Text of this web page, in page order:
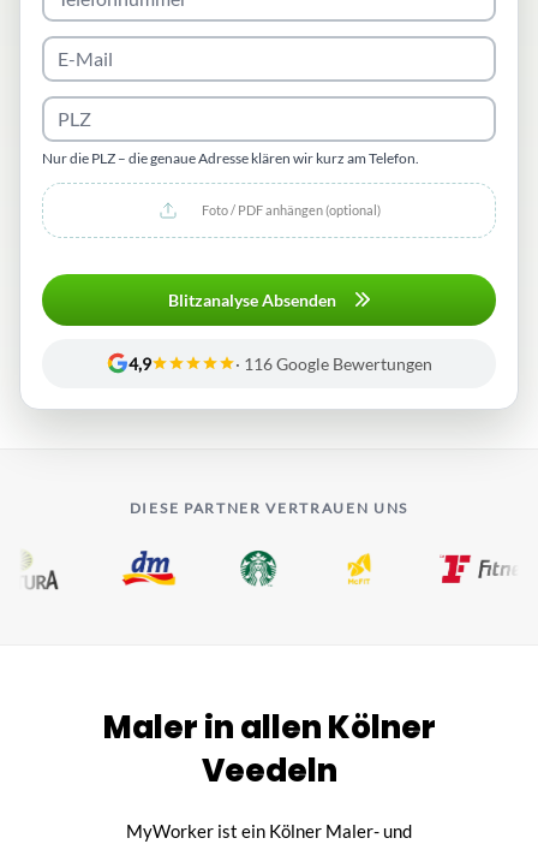
E-
Mail-
Adresse
Postleitzahl
Nur die PLZ – die genaue Adresse klären wir kurz am Telefon.
Dateien
(JPG,
PNG,
PDF,
10
Blitzanalyse Absenden
4,9 · 116 Google Bewertungen
DIESE PARTNER VERTRAUEN UNS
Maler in allen Kölner
Veedeln
MyWorker ist ein Kölner Maler- und